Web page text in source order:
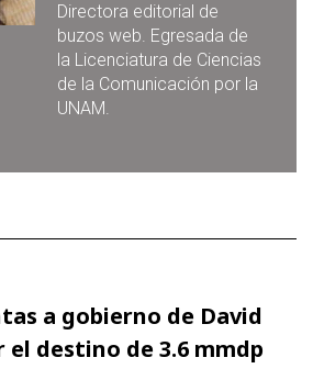
Directora editorial de
buzos web. Egresada de
la Licenciatura de Ciencias
de la Comunicación por la
UNAM.
a gobierno de David
el destino de 3.6 mmdp